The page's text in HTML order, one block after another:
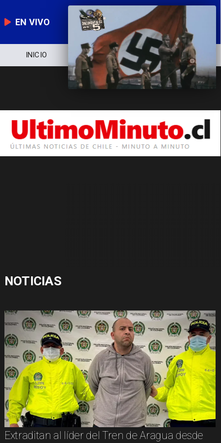
EN VIVO
INICIO NOTICIERO POLÍTICA
NOTICIAS
Extraditan al líder del Tren de Aragua desde